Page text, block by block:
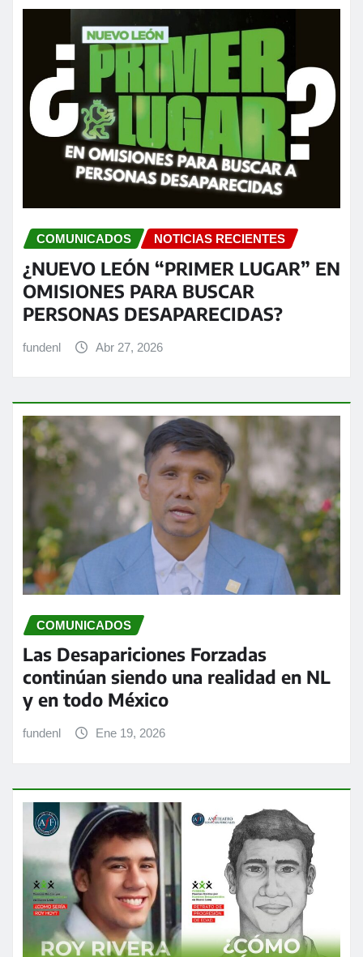
COMUNICADOS NOTICIAS RECIENTES
¿NUEVO LEÓN “PRIMER LUGAR” EN
OMISIONES PARA BUSCAR
PERSONAS DESAPARECIDAS?
fundenl Abr 27, 2026
COMUNICADOS
Las Desapariciones Forzadas
continúan siendo una realidad en NL
y en todo México
fundenl Ene 19, 2026